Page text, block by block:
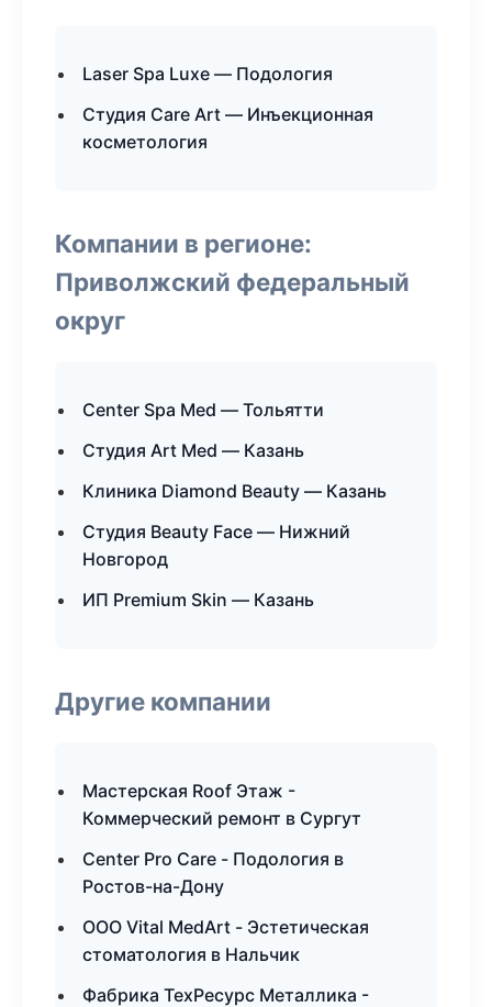
Laser Spa Luxe — Подология
Студия Care Art — Инъекционная
косметология
Компании в регионе:
Приволжский федеральный
округ
Center Spa Med — Тольятти
Студия Art Med — Казань
Клиника Diamond Beauty — Казань
Студия Beauty Face — Нижний
Новгород
ИП Premium Skin — Казань
Другие компании
Мастерская Roof Этаж -
Коммерческий ремонт в Сургут
Center Pro Care - Подология в
Ростов-на-Дону
ООО Vital MedArt - Эстетическая
стоматология в Нальчик
Фабрика ТехРесурс Металлика -